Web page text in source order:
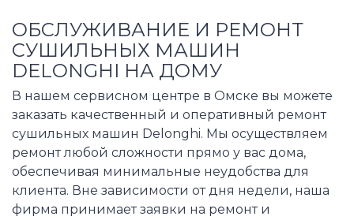
ОБСЛУЖИВАНИЕ И РЕМОНТ
СУШИЛЬНЫХ МАШИН
DELONGHI НА ДОМУ
В нашем сервисном центре в Омске вы можете
заказать качественный и оперативный ремонт
сушильных машин Delonghi. Мы осуществляем
ремонт любой сложности прямо у вас дома,
обеспечивая минимальные неудобства для
клиента. Вне зависимости от дня недели, наша
фирма принимает заявки на ремонт и